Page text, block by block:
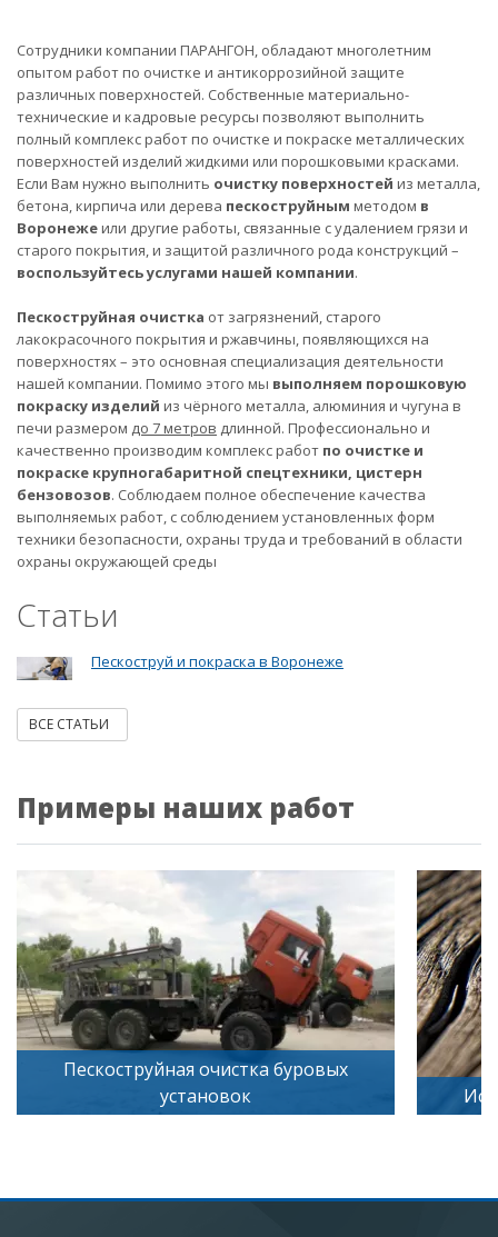
Сотрудники компании ПАРАНГОН, обладают многолетним
опытом работ по очистке и антикоррозийной защите
различных поверхностей. Собственные материально-
технические и кадровые ресурсы позволяют выполнить
полный комплекс работ по очистке и покраске металлических
поверхностей изделий жидкими или порошковыми красками.
Если Вам нужно выполнить очистку поверхностей из металла,
бетона, кирпича или дерева пескоструйным методом в
Воронежеили другие работы, связанные с удалением грязи и
старого покрытия, и защитой различного рода конструкций –
воспользуйтесь услугами нашей компании.
Пескоструйная очистка от загрязнений, старого
лакокрасочного покрытия и ржавчины, появляющихся на
поверхностях – это основная специализация деятельности
нашей компании. Помимо этого мы выполняем порошковую
покраску изделий из чёрного металла, алюминия и чугуна в
печи размером до 7 метров длинной. Профессионально и
качественно производим комплекс работ по очистке и
покраске крупногабаритной спецтехники, цистерн
бензовозов. Соблюдаем полное обеспечение качества
выполняемых работ, с соблюдением установленных форм
техники безопасности, охраны труда и требований в области
охраны окружающей среды
Статьи
Пескоструй и покраска в Воронеже
ВСЕ СТАТЬИ
Примеры наших работ
Пескоструйная очистка буровых
установок